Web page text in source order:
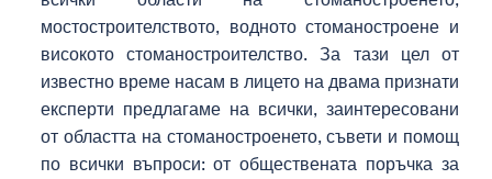
мостостроителството, водното стоманостроене и
високото стоманостроителство. За тази цел от
известно време насам в лицето на двама признати
експерти предлагаме на всички, заинтересовани
от областта на стоманостроенето, съвети и помощ
по всички въпроси: от обществената поръчка за